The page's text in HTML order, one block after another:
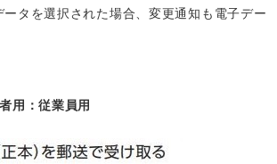
択された場合、変更通知も電子デー
：従業員用